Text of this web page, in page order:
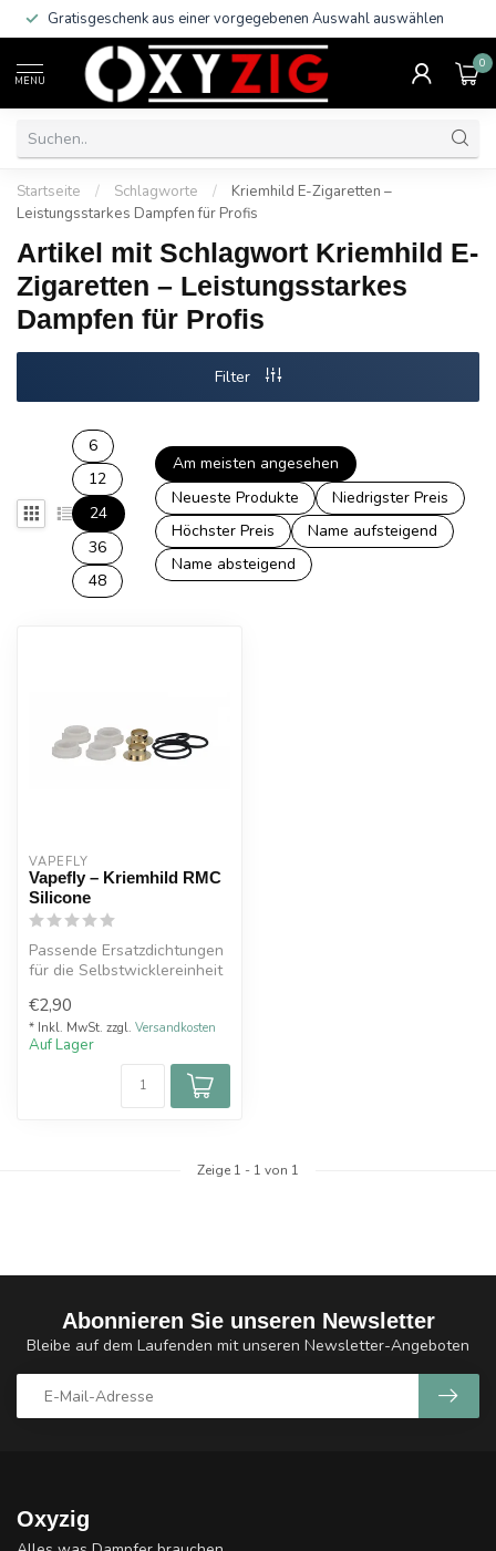
Gratisgeschenk aus einer vorgegebenen Auswahl auswählen
MENU
0
Startseite / Schlagworte /
Kriemhild E-Zigaretten –
Leistungsstarkes Dampfen für Profis
Artikel mit Schlagwort Kriemhild E-
Zigaretten – Leistungsstarkes
Dampfen für Profis
Filter
6
12
24
36
48
Am meisten angesehen
Neueste Produkte
Niedrigster Preis
Höchster Preis
Name aufsteigend
Name absteigend
VAPEFLY
Vapefly – Kriemhild RMC
Silicone
Passende Ersatzdichtungen
für die Selbstwicklereinheit
€2,90
* Inkl. MwSt. zzgl. Versandkosten
Auf Lager
Zeige 1 - 1 von 1
Abonnieren Sie unseren Newsletter
Bleibe auf dem Laufenden mit unseren Newsletter-Angeboten
Oxyzig